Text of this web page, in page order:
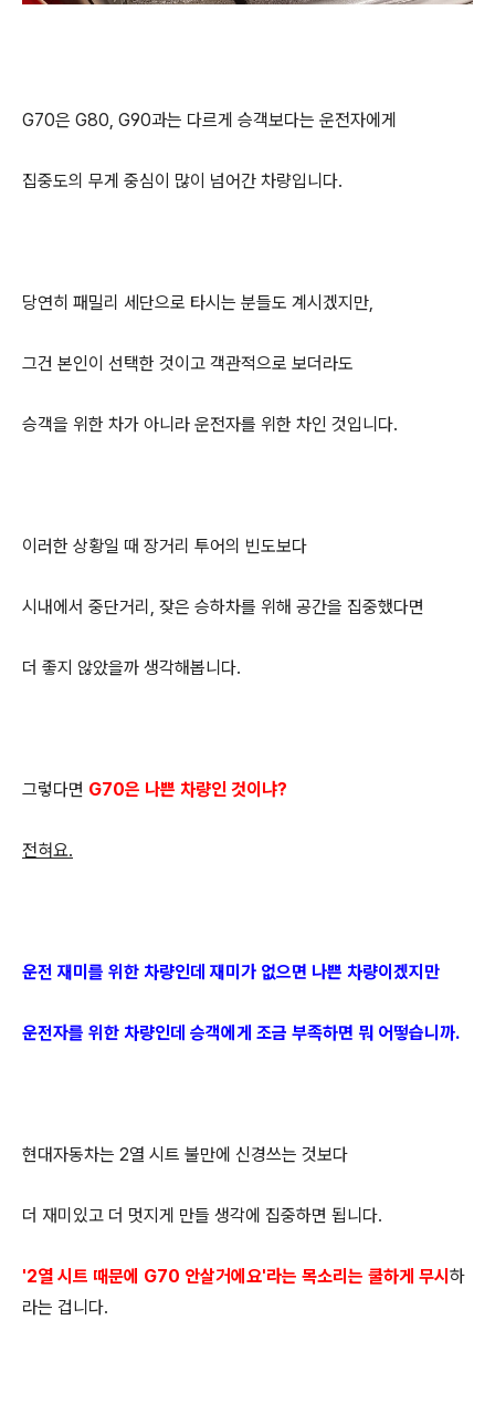
G70은 G80, G90과는 다르게 승객보다는 운전자에게
집중도의 무게 중심이 많이 넘어간 차량입니다.
당연히 패밀리 세단으로 타시는 분들도 계시겠지만,
그건 본인이 선택한 것이고 객관적으로 보더라도
승객을 위한 차가 아니라 운전자를 위한 차인 것입니다.
이러한 상황일 때 장거리 투어의 빈도보다
시내에서 중단거리, 잦은 승하차를 위해 공간을 집중했다면
더 좋지 않았을까 생각해봅니다.
그렇다면 G70은 나쁜 차량인 것이냐?
전혀요.
운전 재미를 위한 차량인데 재미가 없으면 나쁜 차량이겠지만
운전자를 위한 차량인데 승객에게 조금 부족하면 뭐 어떻습니까.
현대자동차는 2열 시트 불만에 신경쓰는 것보다
더 재미있고 더 멋지게 만들 생각에 집중하면 됩니다.
'2열 시트 때문에 G70 안살거에요'라는 목소리는 쿨하게 무시 하
라는 겁니다.